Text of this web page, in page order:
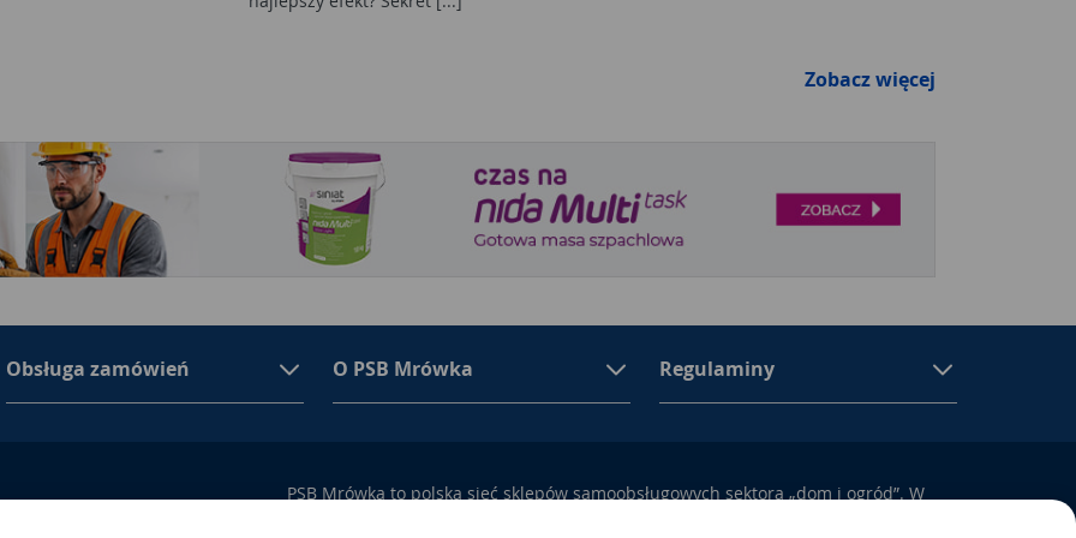
Zobacz więcej
Obsługa zamówień O PSB Mrówka Regulaminy
Busko-Zdrój
PSB Mrówka to polska sieć sklepów samoobsługowych sektora „dom i ogród”. W